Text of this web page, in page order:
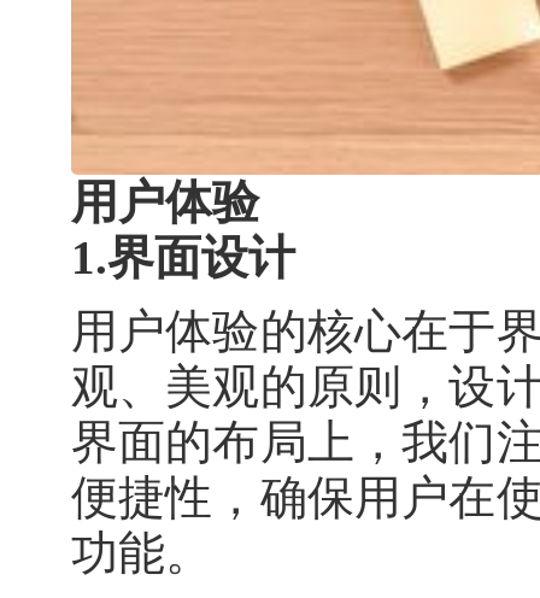
用户体验
1.界面设计
用户体验的核心在于
观、美观的原则，设
界面的布局上，我们
便捷性，确保用户在
功能。